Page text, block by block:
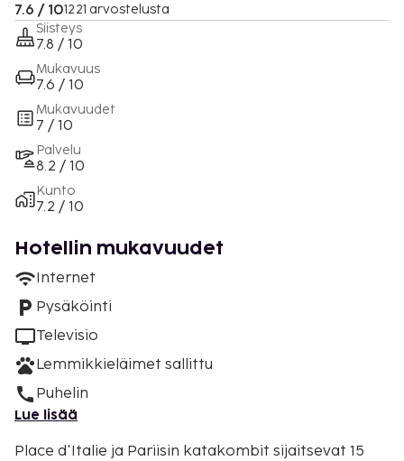
7.6 / 101221 arvostelusta
Siisteys
7.8 / 10
Mukavuus
7.6 / 10
Mukavuudet
7 / 10
Palvelu
8.2 / 10
Kunto
7.2 / 10
Hotellin mukavuudet
Internet
Pysäköinti
Televisio
Lemmikkieläimet sallittu
Puhelin
Lue lisää
Place d'Italie ja Pariisin katakombit sijaitsevat 15